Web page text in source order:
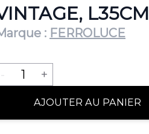
L35CM
: FERROLUCE
- 1 +
AJOUTER AU PANIER